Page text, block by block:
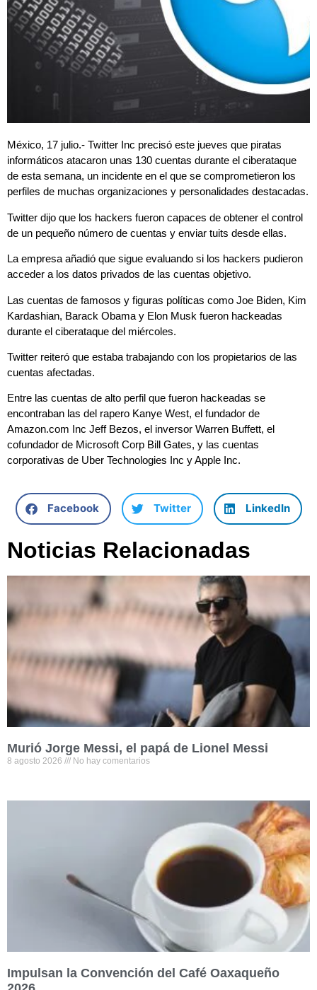
México, 17 julio.- Twitter Inc precisó este jueves que piratas
informáticos atacaron unas 130 cuentas durante el ciberataque
de esta semana, un incidente en el que se comprometieron los
perfiles de muchas organizaciones y personalidades destacadas.
Twitter dijo que los hackers fueron capaces de obtener el control
de un pequeño número de cuentas y enviar tuits desde ellas.
La empresa añadió que sigue evaluando si los hackers pudieron
acceder a los datos privados de las cuentas objetivo.
Las cuentas de famosos y figuras políticas como Joe Biden, Kim
Kardashian, Barack Obama y Elon Musk fueron hackeadas
durante el ciberataque del miércoles.
Twitter reiteró que estaba trabajando con los propietarios de las
cuentas afectadas.
Entre las cuentas de alto perfil que fueron hackeadas se
encontraban las del rapero Kanye West, el fundador de
Amazon.com Inc Jeff Bezos, el inversor Warren Buffett, el
cofundador de Microsoft Corp Bill Gates, y las cuentas
corporativas de Uber Technologies Inc y Apple Inc.
Facebook Twitter LinkedIn
Noticias Relacionadas
Murió Jorge Messi, el papá de Lionel Messi
8 agosto 2026 No hay comentarios
Impulsan la Convención del Café Oaxaqueño